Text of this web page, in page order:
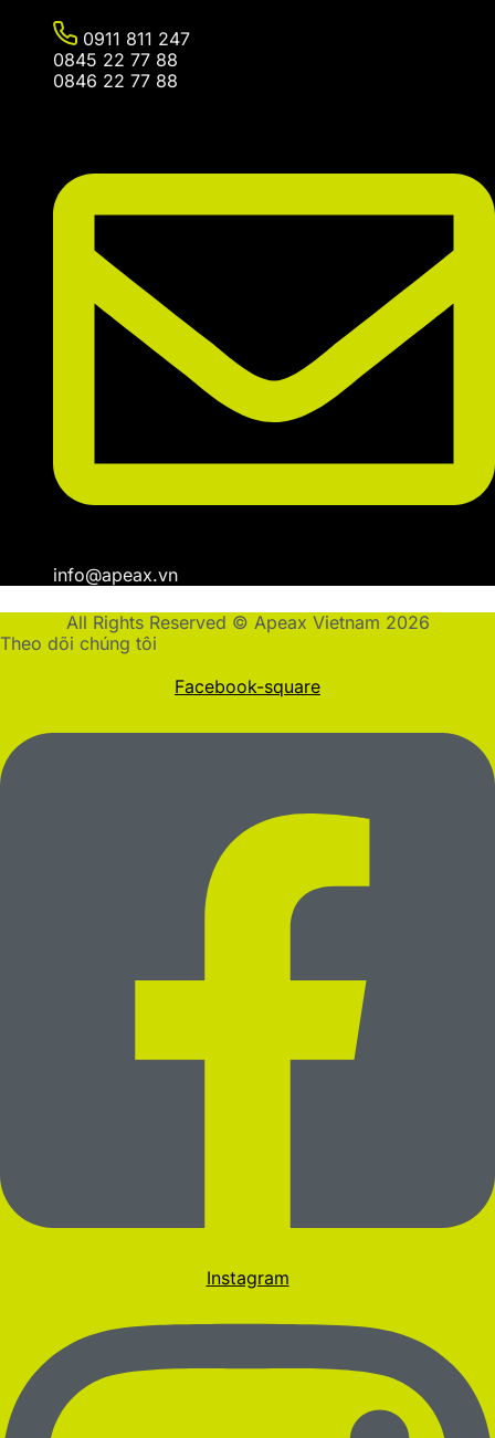
0911 811 247
0845 22 77 88
0846 22 77 88
info@apeax.vn
All Rights Reserved © Apeax Vietnam 2026
Theo dõi chúng tôi
Facebook-square
Instagram